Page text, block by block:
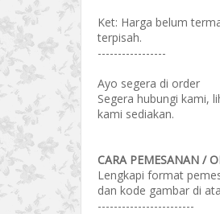
Ket: Harga belum
terpisah.
-----------------
Ayo segera di order
Segera hubungi kami,
kami sediakan.
CARA PEMESANAN /
Lengkapi format
dan kode gambar di
------------------------